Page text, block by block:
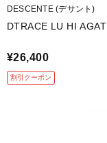
DESCENTE (デサント)
DTRACE LU HI AGAT
¥26,400
割引クーポン